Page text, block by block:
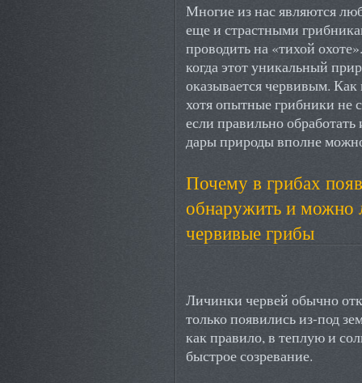
Многие из нас являются
еще и страстными
проводить на «тихой
когда этот уникальный
оказывается червивым.
хотя опытные грибники не
если правильно
дары природы вполне
Почему в грибах
обнаружить и можно
червивые грибы
Личинки червей обычно
только появились из-под
как правило, в теплую и
быстрое созревание.